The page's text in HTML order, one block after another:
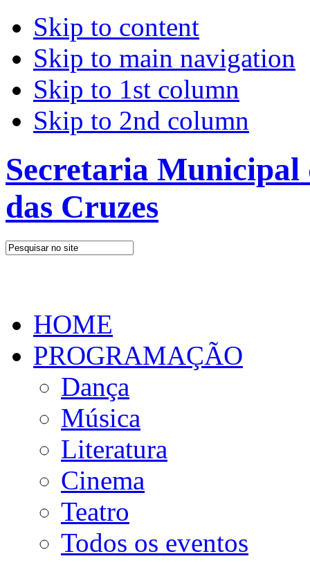
Skip to content
Skip to main navigation
Skip to 1st column
Skip to 2nd column
Secretaria
das Cruzes
HOME
PROGRAMAÇÃO
Dança
Música
Literatura
Cinema
Teatro
Todos os eventos